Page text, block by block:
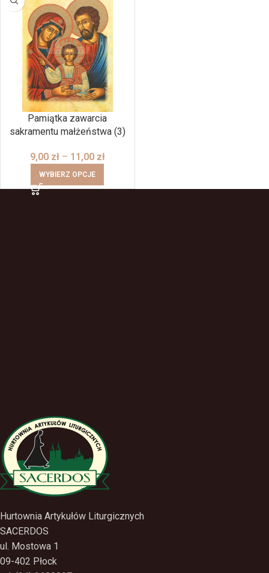
Pamiątka zawarcia
sakramentu małżeństwa (3)
9,00 zł – 11,00 zł
WYBIERZ OPCJE
Hurtownia Artykułów Liturgicznych
SACERDOS
ul. Mostowa 1
09-402 Płock